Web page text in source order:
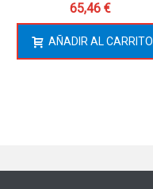
65,46 €
AÑADIR AL CARRITO